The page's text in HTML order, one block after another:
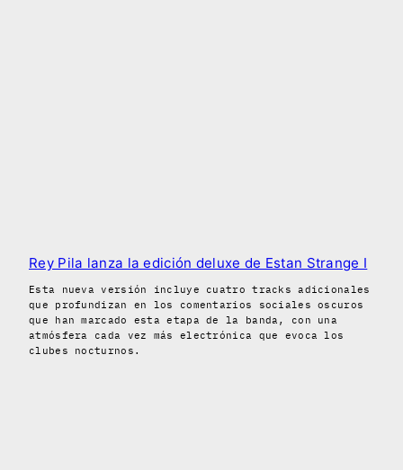
Rey Pila lanza la edición deluxe de Estan Strange I
Esta nueva versión incluye cuatro tracks adicionales
que profundizan en los comentarios sociales oscuros
que han marcado esta etapa de la banda, con una
atmósfera cada vez más electrónica que evoca los
clubes nocturnos.